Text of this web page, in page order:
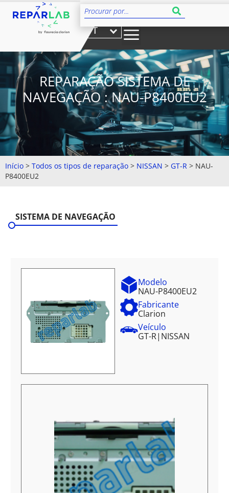
PT
REPARAÇÃO SISTEMA DE
NAVEGAÇÃO : NAU-P8400EU2
Início > Todos os tipos de reparação > NISSAN > GT-R > NAU-
P8400EU2
SISTEMA DE NAVEGAÇÃO
Modelo
NAU-P8400EU2
Fabricante
Clarion
Veículo
GT-R| NISSAN